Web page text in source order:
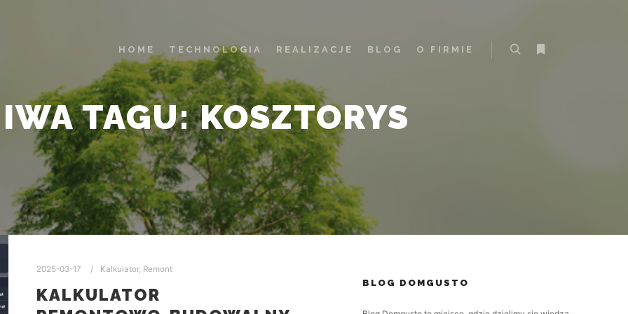
HOME TECHNOLOGIA REALIZACJE BLOG
O FIRMIE
TAGU:KOSZTORYS
2025-03-17 Kalkulator, Remont
KALKULATOR
BLOG DOMGUSTO